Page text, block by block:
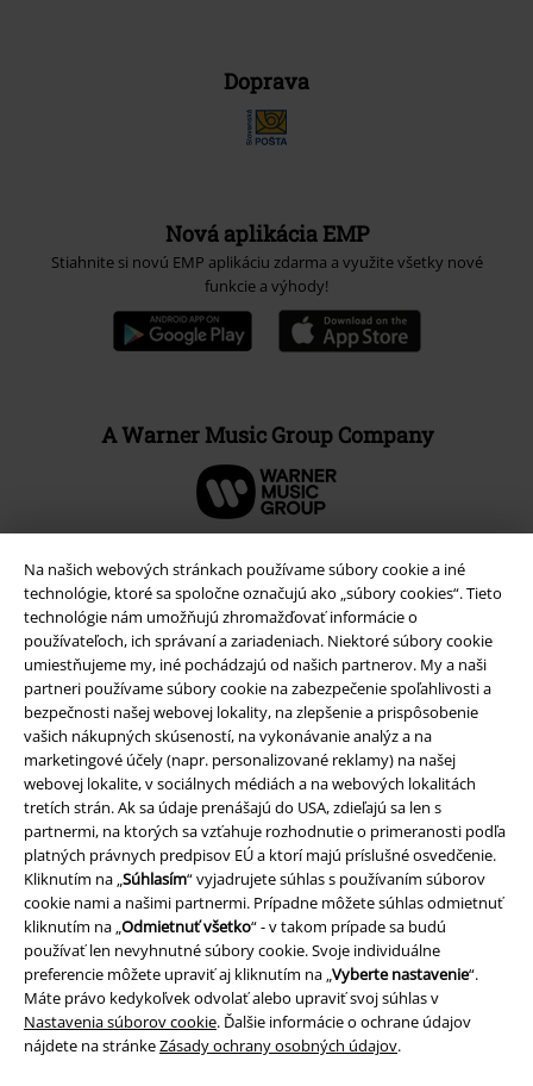
Na našich webových stránkach používame súbory cookie a iné
technológie, ktoré sa spoločne označujú ako „súbory cookies“. Tieto
technológie nám umožňujú zhromažďovať informácie o
používateľoch, ich správaní a zariadeniach. Niektoré súbory cookie
umiestňujeme my, iné pochádzajú od našich partnerov. My a naši
partneri používame súbory cookie na zabezpečenie spoľahlivosti a
bezpečnosti našej webovej lokality, na zlepšenie a prispôsobenie
vašich nákupných skúseností, na vykonávanie analýz a na
marketingové účely (napr. personalizované reklamy) na našej
webovej lokalite, v sociálnych médiách a na webových lokalitách
tretích strán. Ak sa údaje prenášajú do USA, zdieľajú sa len s
partnermi, na ktorých sa vzťahuje rozhodnutie o primeranosti podľa
platných právnych predpisov EÚ a ktorí majú príslušné osvedčenie.
Kliknutím na „Súhlasím“ vyjadrujete súhlas s používaním súborov
cookie nami a našimi partnermi. Prípadne môžete súhlas odmietnuť
kliknutím na „Odmietnuť všetko“ - v takom prípade sa budú
používať len nevyhnutné súbory cookie. Svoje individuálne
preferencie môžete upraviť aj kliknutím na „Vyberte nastavenie“.
Máte právo kedykoľvek odvolať alebo upraviť svoj súhlas v
Nastavenia súborov cookie. Ďalšie informácie o ochrane údajov
nájdete na stránkeZásady ochrany osobných údajov.
Doprava
Nová aplikácia EMP
Stiahnite si novú EMP aplikáciu zdarma a využite všetky nové
funkcie a výhody!
A Warner Music Group Company
Právne informácie
Podmienky
Imprint
Ochrana osobných údajov
Likvidácia odpadu a ochrana životného prostredia
Vyhlásenie o zhode